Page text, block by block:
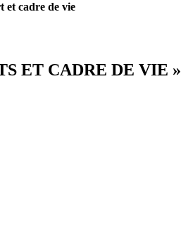
et cadre de vie
ET CADRE DE VIE »